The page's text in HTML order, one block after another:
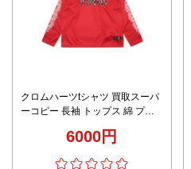
クロムハーツtシャツ 買取スーパ
ーコピー 長袖 トップス 綿 プリ
6000円